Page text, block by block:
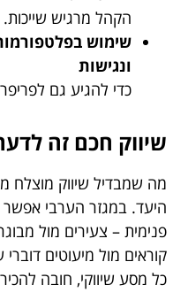
הקהל מרגיש שייכות.
שימוש בפלטפורמות
ונגישות
כדי להגיע גם
שיווק חכם זה
מה שמבדיל שיווק
היעד. במגזר הערבי
פנימית – צעירים מול
קוראים מול מיעוטים
כל מסע שיווקי, חובה